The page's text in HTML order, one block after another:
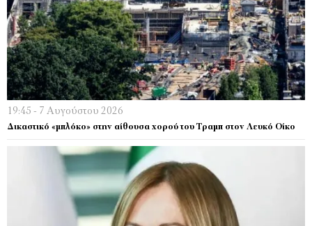
19:45 - 7 Αυγούστου 2026
Δικαστικό «μπλόκο» στην αίθουσα χορού του Τραμπ στον Λευκό Οίκο